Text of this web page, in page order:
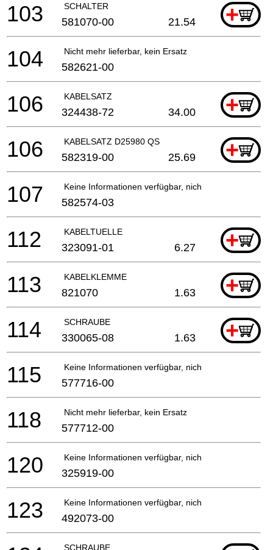
SCHALTER +
103 581070-00 21.54
Nicht mehr lieferbar, kein Ersatz
104 582621-00
KABELSATZ +
106 324438-72 34.00
KABELSATZ D25980 QS +
106 582319-00 25.69
Keine Informationen verfügbar, nicht bestellbar
107 582574-03
KABELTUELLE +
112 323091-01 6.27
KABELKLEMME +
113 821070 1.63
SCHRAUBE +
114 330065-08 1.63
Keine Informationen verfügbar, nicht bestellbar
115 577716-00
Nicht mehr lieferbar, kein Ersatz
118 577712-00
Keine Informationen verfügbar, nicht bestellbar
120 325919-00
Keine Informationen verfügbar, nicht bestellbar
123 492073-00
SCHRAUBE